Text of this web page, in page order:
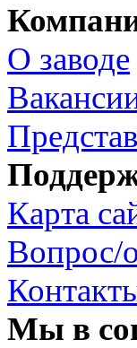
О заводе
Карта
Вопрос/
Мы в